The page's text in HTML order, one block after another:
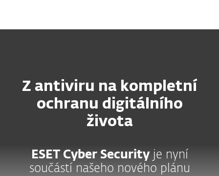
Z antiviru na kompletní
ochranu digitálního
života
ESET Cyber Securityje nyní
součástí našeho nového plánu